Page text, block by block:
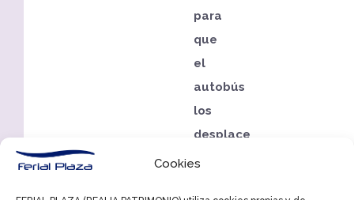
Cookies
para
que
el
autobús
los
desplace
hasta